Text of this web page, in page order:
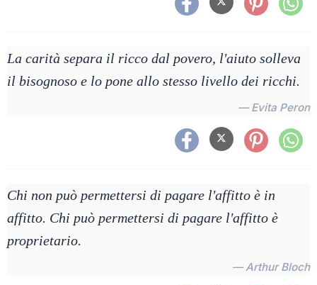
La carità separa il ricco dal povero, l'aiuto solleva
il bisognoso e lo pone allo stesso livello dei ricchi.
— Evita Peron
Chi non può permettersi di pagare l'affitto è in
affitto. Chi può permettersi di pagare l'affitto è
proprietario.
— Arthur Bloch